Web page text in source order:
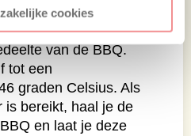
cookies
platte peterselie en
Maak 2 tenen
deze bij de geplukte
olijfolie toe en
tot een zo glad